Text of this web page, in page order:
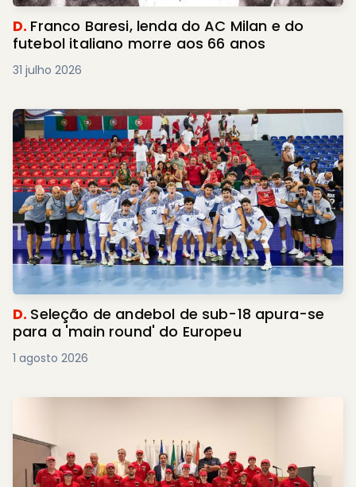
D. Franco Baresi, lenda do AC Milan e do
futebol italiano morre aos 66 anos
31 julho 2026
D. Seleção de andebol de sub-18 apura-se
para a 'main round' do Europeu
1 agosto 2026